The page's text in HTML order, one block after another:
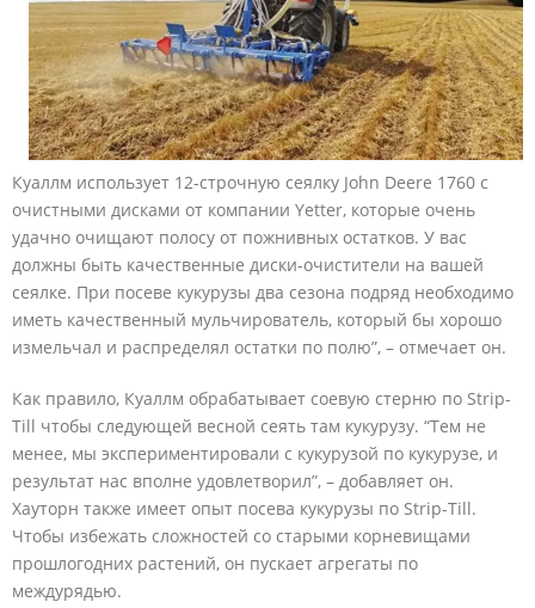
Куаллм использует 12-строчную сеялку John Deere 1760 с
очистными дисками от компании Yetter, которые очень
удачно очищают полосу от пожнивных остатков. У вас
должны быть качественные диски-очистители на вашей
сеялке. При посеве кукурузы два сезона подряд необходимо
иметь качественный мульчирователь, который бы хорошо
измельчал и распределял остатки по полю”, – отмечает он.
Как правило, Куаллм обрабатывает соевую стерню по Strip-
Till чтобы следующей весной сеять там кукурузу. “Тем не
менее, мы экспериментировали с кукурузой по кукурузе, и
результат нас вполне удовлетворил”, – добавляет он.
Хауторн также имеет опыт посева кукурузы по Strip-Till.
Чтобы избежать сложностей со старыми корневищами
прошлогодних растений, он пускает агрегаты по
междурядью.